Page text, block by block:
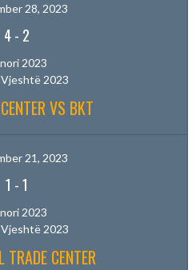
28, 2023
4- 2
2023
2023
VS BKT
21, 2023
1 -1
2023
2023
CENTER